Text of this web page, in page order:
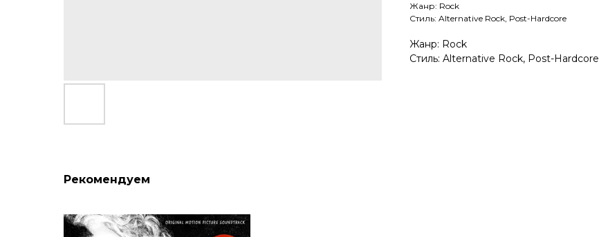
Жанр: Rock
Стиль: Alternative Rock, Post-Hardcore
Жанр: Rock
Стиль: Alternative Rock, Post-Hardcore
Рекомендуем